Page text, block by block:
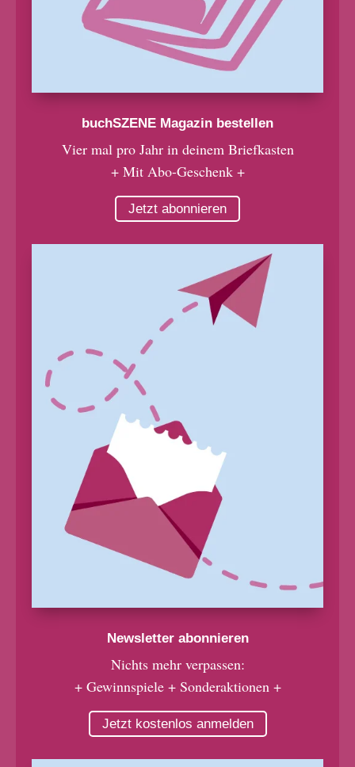
buchSZENE Magazin bestellen
Vier mal pro Jahr in deinem Briefkasten
+ Mit Abo-Geschenk +
Jetzt abonnieren
Newsletter abonnieren
Nichts mehr verpassen:
+ Gewinnspiele + Sonderaktionen +
Jetzt kostenlos anmelden